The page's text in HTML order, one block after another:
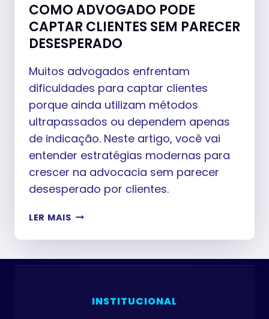
COMO ADVOGADO PODE
CAPTAR CLIENTES SEM PARECER
DESESPERADO
Muitos advogados enfrentam
dificuldades para captar clientes
porque ainda utilizam métodos
ultrapassados ou dependem apenas
de indicação. Neste artigo, você vai
entender estratégias modernas para
crescer na advocacia sem parecer
desesperado por clientes.
LER MAISCOMO
PODE
CAPTAR
PARECER
INSTITUCIONAL